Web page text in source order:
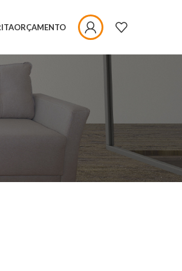
ORÇAMENTO